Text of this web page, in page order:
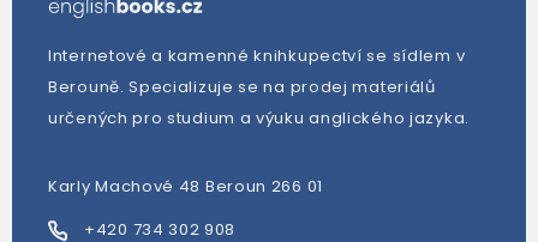
Internetové a kamenné knihkupectví se sídlem v
Berouně. Specializuje se na prodej materiálů
určených pro studium a výuku anglického jazyka.
Karly Machové 48 Beroun 266 01
+420 734 302 908